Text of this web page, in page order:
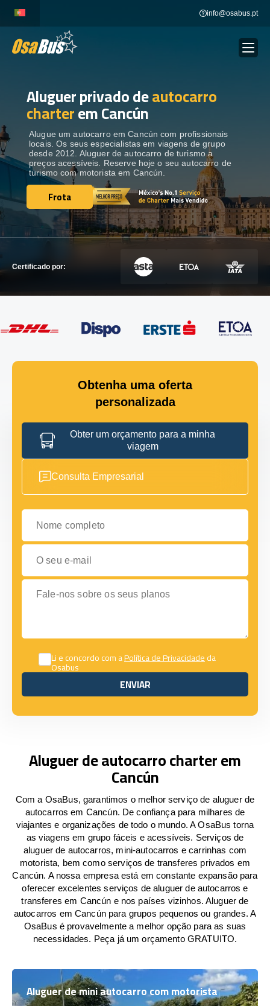
content
info@osabus.pt
ALUGUER DE AUTOCARROS
DESTINOS
FROTA
ENTRE EM CONTACTO
ENTRE EM CONTACTO
Aluguer privado deautocarro
charterem Cancún
Alugue um autocarro em Cancún com profissionais
locais. Os seus especialistas em viagens de grupo
desde 2012. Aluguer de autocarro de turismo a
preços acessíveis. Reserve hoje o seu autocarro de
turismo com motorista em Cancún.
Frota
Frota
Certificado por:
Obtenha uma oferta
personalizada
Obter um orçamento para a minha
viagem
Consulta Empresarial
Nome completo
O seu e-mail
Fale-nos sobre os seus planos
Li e concordo com aPolítica de Privacidadeda
Osabus
ENVIAR
ENVIAR
Aluguer de autocarro charter em
Cancún
Com a OsaBus, garantimos o melhor serviço de aluguer de
autocarros em Cancún. De confiança para milhares de
viajantes e organizações de todo o mundo. A OsaBus torna
as viagens em grupo fáceis e acessíveis. Serviços de
aluguer de autocarros, mini-autocarros e carrinhas com
motorista, bem como serviços de transferes privados em
Cancún. A nossa empresa está em constante expansão para
oferecer excelentes serviços de aluguer de autocarros e
transferes em Cancún e nos países vizinhos. Aluguer de
autocarros em Cancún para grupos pequenos ou grandes. A
OsaBus é provavelmente a melhor opção para as suas
necessidades. Peça já um orçamento GRATUITO.
Aluguer de mini autocarro com motorista